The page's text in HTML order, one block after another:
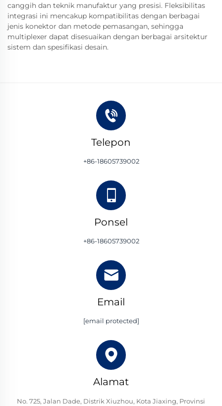
canggih dan teknik manufaktur yang presisi. Fleksibilitas
integrasi ini mencakup kompatibilitas dengan berbagai
jenis konektor dan metode pemasangan, sehingga
multiplexer dapat disesuaikan dengan berbagai arsitektur
sistem dan spesifikasi desain.
Telepon
+86-18605739002
Ponsel
+86-18605739002
Email
[email protected]
Alamat
No. 725, Jalan Dade, Distrik Xiuzhou, Kota Jiaxing, Provinsi